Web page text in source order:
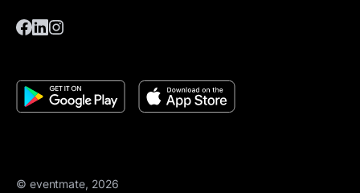
© eventmate, 2026